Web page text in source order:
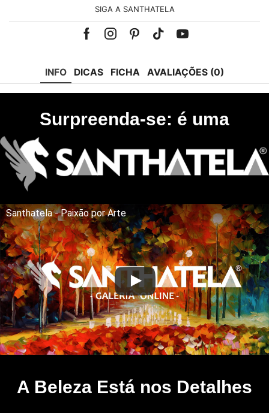
SIGA A SANTHATELA
FacebookInstagramPinterest
Tik-Youtube
INFO DICAS FICHA AVALIAÇÕES (0)
Surpreenda-se: é uma
Santhatela - Paixão por Arte
A Beleza Está nos Detalhes